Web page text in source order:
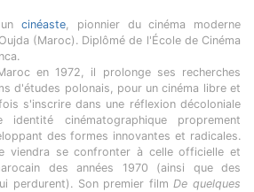
cinéaste, pionnier du cinéma moderne
(Maroc). Diplômé de l'École de Cinéma
en 1972, il prolonge ses recherches
d'études polonais, pour un cinéma libre et
s'inscrire dans une réflexion décoloniale
cinématographique proprement
des formes innovantes et radicales.
viendra se confronter à celle officielle et
des années 1970 (ainsi que des
perdurent). Son premier filmDe quelques